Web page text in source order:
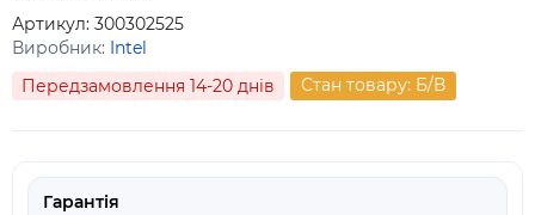
Артикул: 300302525
Виробник: Intel
Передзамовлення 14-20 днів
Стан товару: Б/В
Гарантія